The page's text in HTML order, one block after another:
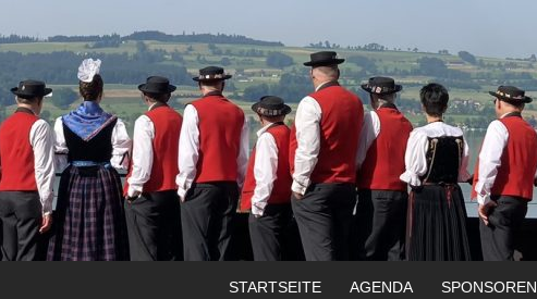
STARTSEITE AGENDA SPONSOREN